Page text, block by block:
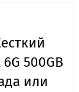
500GB
или